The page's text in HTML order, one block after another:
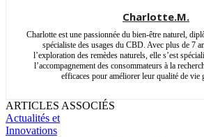
Charlotte.M.
Charlotte est une passionnée du bien-être naturel,
spécialiste des usages du CBD. Avec plus de 7
l’exploration des remèdes naturels, elle s’est
l’accompagnement des consommateurs à la
efficaces pour améliorer leur qualité de vie
ARTICLES ASSOCIÉS
Actualités et
Innovations